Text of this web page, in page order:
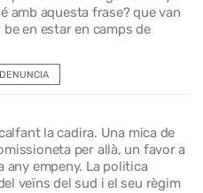
amb aquesta frase? que van
en estar en camps de
DENUNCIA
la cadira. Una mica de
per allà, un favor a
any empeny. La politica
veïns del sud i el seu règim